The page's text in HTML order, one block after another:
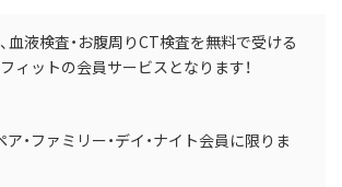
血液検査・お腹周りCT検査を無料で受ける
ィットの会員サービスとなります！
・ファミリー・デイ・ナイト会員に限りま